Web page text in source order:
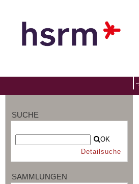
SUCHE
OK
Detailsuche
SAMMLUNGEN